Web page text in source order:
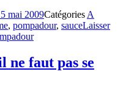
mai 2009CatégoriesA
, pompadour, sauceLaisser
ne faut pas se